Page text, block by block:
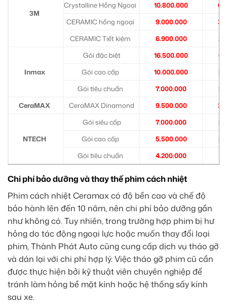
3M
Crystalline Hồng Ngoại
10.800.000
CERAMIC hồng ngoại
9.000.000
CERAMIC Tiết kiệm
6.900.000
Inmax
Gói đặc biệt 16.500.000
Gói cao cấp
10.000.000
Gói tiêu chuẩn
7.000.000
CeraMAX
CeraMAX Dinamond 9.500.000
NTECH
Gói siêu cấp 7.000.000
Gói cao cấp
5.500.000
Gói tiêu chuẩn
4.200.000
Chi phí bảo dưỡng và thay thế phim cách nhiệt
Phim cách nhiệt Ceramax có độ bền cao và chế độ
bảo hành lên đến 10 năm, nên chi phí bảo dưỡng gần
như không có. Tuy nhiên, trong trường hợp phim bị hư
hỏng do tác động ngoại lực hoặc muốn thay đổi loại
phim, Thành Phát Auto cũng cung cấp dịch vụ tháo gỡ
và dán lại với chi phí hợp lý. Việc tháo gỡ phim cũ cần
được thực hiện bởi kỹ thuật viên chuyên nghiệp để
tránh làm hỏng bề mặt kính hoặc hệ thống sấy kính
sau xe.